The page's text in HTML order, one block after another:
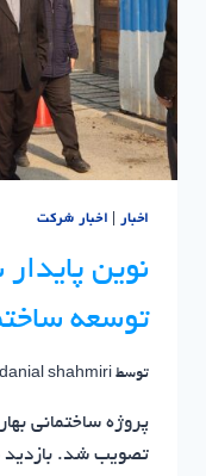
نوین
پایدار
اخبار| اخبار شرکت
نوین
توسعه
توسط danial shahmiri
پروژه ساختمانی
تصویب شد. بازدید